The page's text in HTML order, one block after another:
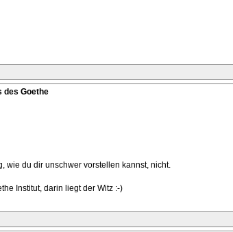
des Goethe
wie du dir unschwer vorstellen kannst, nicht.
Institut, darin liegt der Witz :-)